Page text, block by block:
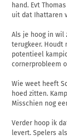
hand. Evt
uit dat Ihattaren
Als je hoog in wil
terugkeer. Houdt
potentieel
cornerprobleem
Wie weet heeft
hoed zitten.
Misschien nog
Verder hoop ik
levert. Spelers